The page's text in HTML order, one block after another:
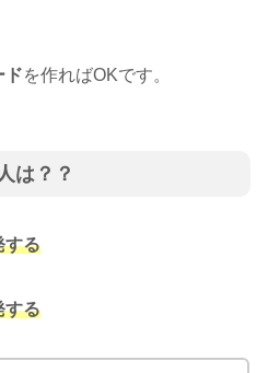
ドを作ればOKです。
は？？
する
する